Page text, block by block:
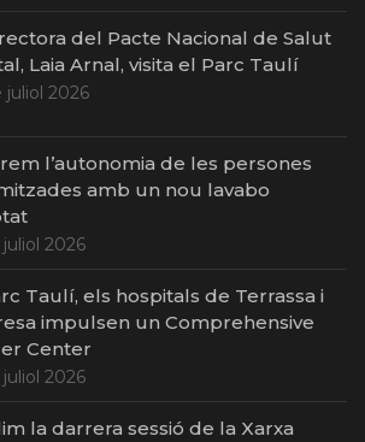
del Pacte Nacional de Salut
Laia Arnal, visita el Parc Taulí
juliol 2026
l’autonomia de les persones
amb un nou lavabo
2026
Taulí, els hospitals de Terrassa i
impulsen un Comprehensive
Center
2026
la darrera sessió de la Xarxa